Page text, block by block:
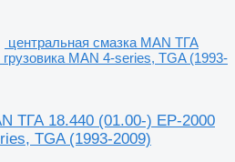
центральная смазка MAN ТГА
MAN 4-series, TGA (1993-
ТГА 18.440 (01.00-) EP-2000
TGA (1993-2009)